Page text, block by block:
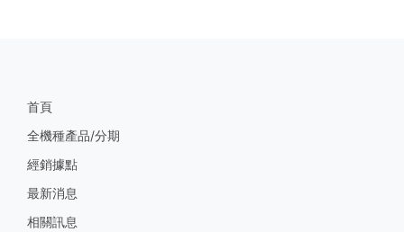
首頁
全機種產品/分期
經銷據點
最新消息
相關訊息